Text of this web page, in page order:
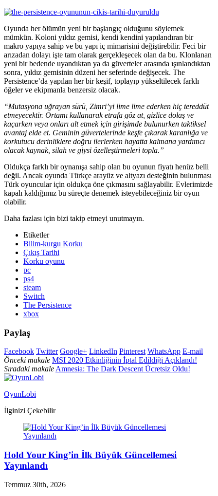
Oyunda her ölümün yeni bir başlangıç olduğunu söylemek
mümkün. Koloni yıldız gemisi, kendi kendini yapılandıran bir
makro yapıya sahip ve bu yapı iç mimarisini değiştirebilir. Feci bir
arızadan dolayı işte tam olarak gerçekleşecek olan da bu. Klonlanan
yeni bir bedende uyandıktan ya da güverteler arasında ışınlandıktan
sonra, yıldız gemisinin düzeni her seferinde değişecek. The
Persistence’da yapılan her bir keşif, toplayıp yükseltilecek farklı
öğeler ve ekipmanla benzersiz olacak.
“Mutasyona uğrayan sürü, Zimri’yi lime lime ederken hiç tereddüt
etmeyecektir. Ortamı kullanarak etrafa göz at, gizlice dolaş ve
kaçarken veya onları alt etmek için girişimde bulunurken taktiksel
avantaj elde et. Geminin güvertelerinde keşfe çıkarak karanlığa ve
korkutucu derinliklere doğru ilerlerken hayatta kalmana yardımcı
olacak kaynak, silah ve giysi özelleştirmeleri topla.”
Oldukça farklı bir oynanışa sahip olan bu oyunun fiyatı henüz belli
değil. Ancak oyunda Türkçe arayüz ve altyazı desteğinin bulunması
Türk oyuncular için oldukça öne çıkmasını sağlayabilir. Evlerimizde
kapalı kaldığımız bu süreçte denemek isteyebileceğiniz bir oyun
olabilir.
Daha fazlası için bizi takip etmeyi unutmayın.
Etiketler
Bilim-kurgu Korku
Çıkış Tarihi
Korku oyunu
pc
ps4
steam
Switch
The Persistence
xbox
Paylaş
Facebook Twitter Google+ LinkedIn Pinterest WhatsApp E-mail
Önceki makale MSI 2020 Etkinliğinin İptal Edildiği Açıklandı!
Sıradaki makale Amnesia: The Dark Descent Ücretsiz Oldu!
OyunLobi
İlginizi Çekebilir
Hold Your King’in İlk Büyük Güncellemesi
Yayınlandı
Temmuz 30th, 2026